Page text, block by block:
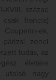
század
francia)
ek,
zenei
tudás, az
életére
utolsó nagy